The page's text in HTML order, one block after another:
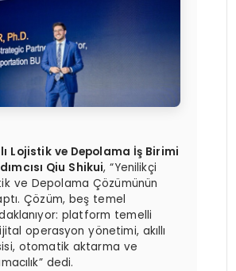
Lojistik ve Depolama İş Birimi
Qiu Shikui, “Yenilikçi
ve Depolama Çözümünün
Çözüm, beş temel
platform temelli
operasyon yönetimi, akıllı
otomatik aktarma ve
dedi.